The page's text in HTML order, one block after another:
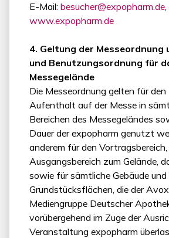
E-Mail: besucher@expopharm.de
www.expopharm.de
4. Geltung der Messeordnung
und Benutzungsordnung für
Messegelände
Die Messeordnung gelten für den
Aufenthalt auf der Messe in
Bereichen des Messegeländes
Dauer der expopharm genutzt
anderem für den
Ausgangsbereich zum Gelände,
sowie für sämtliche Gebäude und
Grundstücksflächen, die der
Mediengruppe Deutscher
vorübergehend im Zuge der
Veranstaltung expopharm